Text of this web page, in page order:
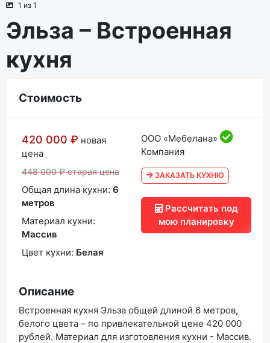
1 из 1
Эльза – Встроенная
кухня
Стоимость
420 000 ₽ новая
цена
448 000 ₽ старая цена
Общая длина кухни: 6
метров
Материал кухни:
Массив
Цвет кухни: Белая
ООО «Мебелана»
Компания
ЗАКАЗАТЬ КУХНЮ
Рассчитать под
мою планировку
Описание
Встроенная кухня Эльза общей длиной 6 метров,
белого цвета – по привлекательной цене 420 000
рублей. Материал для изготовления кухни - Массив.